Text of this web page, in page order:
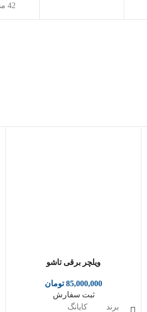
42 محصول
ویلچر برقی تاشو
85,000,000 تومان
ثبت سفارش
برند
کایانگ